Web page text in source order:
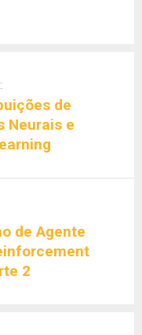
de
Neurais e
de Agente
2